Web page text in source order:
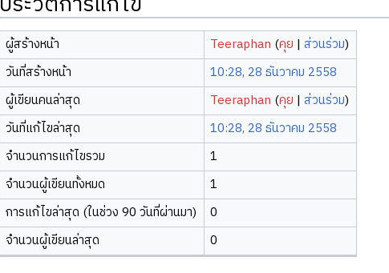
ผู้สร้างหน้า Teeraphan (คุย |ส่วนร่วม)
วันที่สร้างหน้า
10:28, 28 ธันวาคม 2558
ผู้เขียนคนล่าสุด
Teeraphan (คุย |ส่วนร่วม)
วันที่แก้ไขล่าสุด
10:28, 28 ธันวาคม 2558
จำนวนการแก้ไขรวม
1
จำนวนผู้เขียนทั้งหมด
1
การแก้ไขล่าสุด (ในช่วง 90 วันที่ผ่านมา)
0
จำนวนผู้เขียนล่าสุด
0